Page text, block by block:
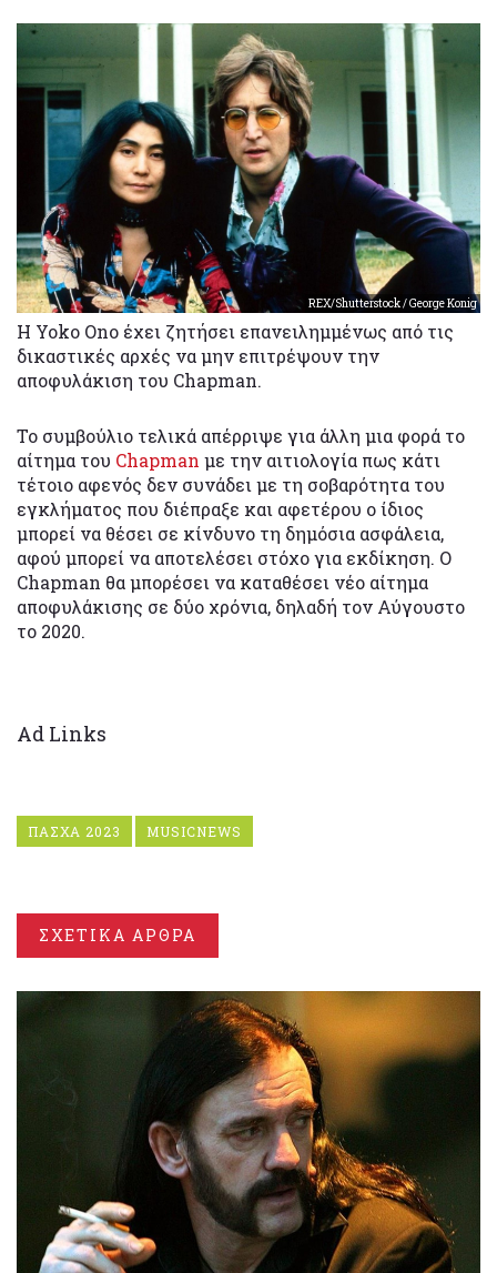
REX/Shutterstock / George Konig
Η Yoko Ono έχει ζητήσει επανειλημμένως από τις
δικαστικές αρχές να μην επιτρέψουν την
αποφυλάκιση του Chapman.
Το συμβούλιο τελικά απέρριψε για άλλη μια φορά το
αίτημα του Chapman με την αιτιολογία πως κάτι
τέτοιο αφενός δεν συνάδει με τη σοβαρότητα του
εγκλήματος που διέπραξε και αφετέρου ο ίδιος
μπορεί να θέσει σε κίνδυνο τη δημόσια ασφάλεια,
αφού μπορεί να αποτελέσει στόχο για εκδίκηση. Ο
Chapman θα μπορέσει να καταθέσει νέο αίτημα
αποφυλάκισης σε δύο χρόνια, δηλαδή τον Αύγουστο
το 2020.
Ad Links
ΠΑΣΧΑ 2023 MUSICNEWS
ΣΧΕΤΙΚΑ ΑΡΘΡΑ